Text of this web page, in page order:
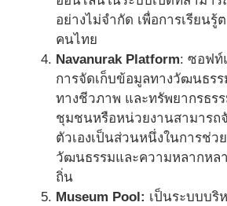
อย่างไม่จำกัด เพื่อการเรียน
คนไทย
Navanurak Platform: ซอฟท์
การจัดเก็บข้อมูลทางวัฒนธร
ทางชีวภาพ และทรัพยากรธร
ชุมชนหรือหน่วยงานสามารถ
ตัวเองเป็นส่วนหนึ่งในการช่ว
วัฒนธรรมและความหลากหล
ถิ่น
Museum Pool: เป็นระบบบริ